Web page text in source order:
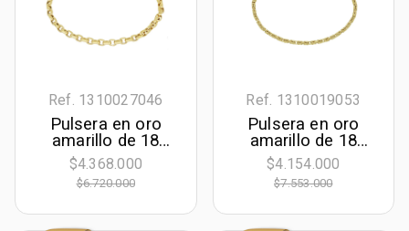
Ref. 1310027046
Pulsera en oro
amarillo de 18
Kilates, 19 cm. de
largo, 4 mm. de
ancho
$4.368.000
$6.720.000
Ref. 1310019053
Pulsera en oro
amarillo de 18
Kilates, 21 cm. de
largo, 2.50 mm. de
ancho
$4.154.000
$7.553.000